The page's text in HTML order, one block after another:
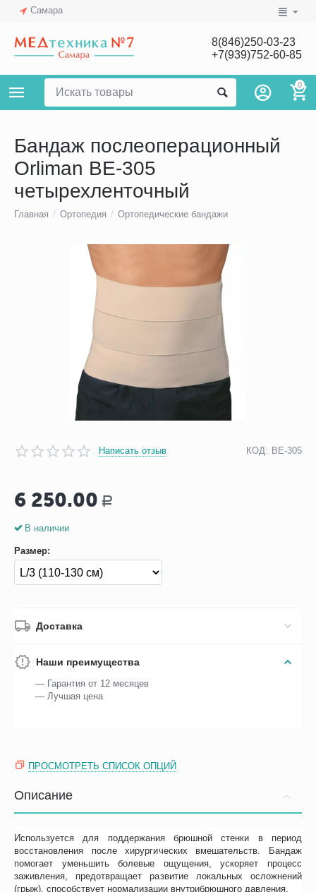
Самара
8(846)250-03-23
+7(939)752-60-85
0
Бандаж послеоперационный
Orliman BE-305
четырехленточный
Главная / Ортопедия / Ортопедические бандажи
Написать отзыв КОД: BE-305
6 250.00 Р
В наличии
Размер:
Доставка
Наши преимущества
— Гарантия от 12 месяцев
— Лучшая цена
ПРОСМОТРЕТЬ СПИСОК ОПЦИЙ
Описание
Используется для поддержания брюшной стенки в период
восстановления после хирургических вмешательств. Бандаж
помогает уменьшить болевые ощущения, ускоряет процесс
заживления, предотвращает развитие локальных осложнений
(грыж), способствует нормализации внутрибрюшного давления.